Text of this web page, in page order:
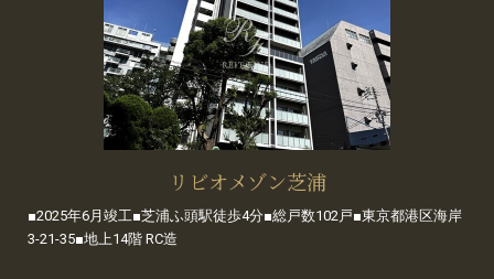
リビオメゾン芝浦
■2025年6月竣工■芝浦ふ頭駅徒歩4分■総戸数102戸■東京都港区海岸
3-21-35■地上14階 RC造